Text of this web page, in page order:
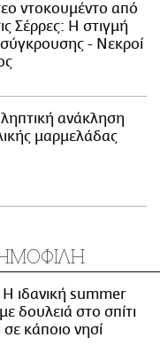
ντοκουμέντο από
Σέρρες: Η στιγμή
- Νεκροί
ανάκληση
μαρμελάδας
Η ιδανική summer
δουλειά στο σπίτι
σε κάποιο νησί